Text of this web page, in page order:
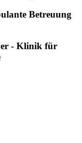
Betreuung
- Klinik für